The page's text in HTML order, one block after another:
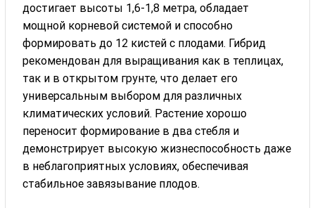
достигает высоты 1,6-1,8 метра, обладает
мощной корневой системой и способно
формировать до 12 кистей с плодами. Гибрид
рекомендован для выращивания как в теплицах,
так и в открытом грунте, что делает его
универсальным выбором для различных
климатических условий. Растение хорошо
переносит формирование в два стебля и
демонстрирует высокую жизнеспособность даже
в неблагоприятных условиях, обеспечивая
стабильное завязывание плодов.